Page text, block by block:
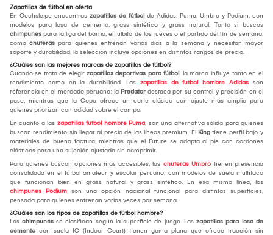
Zapatillas de fútbol en oferta
En Oechsle.pe encuentras zapatillas de fútbol de Adidas, Puma, Umbro y Podium, con
modelos para losa de cemento, grass sintético y grass natural. Tanto si buscas
chimpunes para la liga del barrio, el fulbito de los jueves o el partido del fin de semana,
como chuteras para quienes entrenan varios días a la semana y necesitan mayor
soporte y durabilidad, la selección incluye opciones en distintos rangos de precio.
¿Cuáles son las mejores marcas de zapatillas de fútbol?
Cuando se trata de elegir zapatillas deportivas para fútbol, la marca influye tanto en el
rendimiento como en la durabilidad. Las zapatillas de futbol hombre Adidas son
referencia en el mercado peruano: la Predator destaca por su control y precisión en el
pase, mientras que la Copa ofrece un corte clásico con ajuste más amplio para
quienes priorizan comodidad sobre el campo.
En cuanto a las zapatillas futbol hombre Puma, son una alternativa sólida para quienes
buscan rendimiento sin llegar al precio de las líneas premium. El King tiene perfil bajo y
materiales de buena factura, mientras que el Future se adapta al pie con cordones
elásticos para una sujeción ajustada sin comprimir.
Para quienes buscan opciones más accesibles, las chuteras Umbro tienen presencia
consolidada en el fútbol amateur y escolar peruano, con modelos de suela multitaco
que funcionan bien en grass natural y grass sintético. En esa misma línea, los
chimpunes Podium son una opción nacional funcional para distintas superficies,
pensada para quienes entrenan varias veces por semana.
¿Cuáles son los tipos de zapatillas de fútbol hombre?
Los chimpunes se clasifican según la superficie de juego. Las zapatillas para losa de
cemento con suela IC (Indoor Court) tienen goma plana que ofrece tracción sin